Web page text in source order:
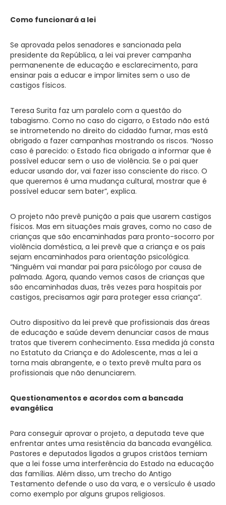
Como funcionará a lei
Se aprovada pelos senadores e sancionada pela
presidente da República, a lei vai prever campanha
permanenente de educação e esclarecimento, para
ensinar pais a educar e impor limites sem o uso de
castigos físicos.
Teresa Surita faz um paralelo com a questão do
tabagismo. Como no caso do cigarro, o Estado não está
se intrometendo no direito do cidadão fumar, mas está
obrigado a fazer campanhas mostrando os riscos. “Nosso
caso é parecido: o Estado fica obrigado a informar que é
possível educar sem o uso de violência. Se o pai quer
educar usando dor, vai fazer isso consciente do risco. O
que queremos é uma mudança cultural, mostrar que é
possível educar sem bater”, explica.
O projeto não prevê punição a pais que usarem castigos
físicos. Mas em situações mais graves, como no caso de
crianças que são encaminhadas para pronto-socorro por
violência doméstica, a lei prevê que a criança e os pais
sejam encaminhados para orientação psicológica.
“Ninguém vai mandar pai para psicólogo por causa de
palmada. Agora, quando vemos casos de crianças que
são encaminhadas duas, três vezes para hospitais por
castigos, precisamos agir para proteger essa criança”.
Outro dispositivo da lei prevê que profissionais das áreas
de educação e saúde devem denunciar casos de maus
tratos que tiverem conhecimento. Essa medida já consta
no Estatuto da Criança e do Adolescente, mas a lei a
torna mais abrangente, e o texto prevê multa para os
profissionais que não denunciarem.
Questionamentos e acordos com a bancada
evangélica
Para conseguir aprovar o projeto, a deputada teve que
enfrentar antes uma resistência da bancada evangélica.
Pastores e deputados ligados a grupos cristãos temiam
que a lei fosse uma interferência do Estado na educação
das famílias. Além disso, um trecho do Antigo
Testamento defende o uso da vara, e o versículo é usado
como exemplo por alguns grupos religiosos.